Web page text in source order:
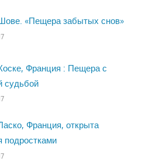
«Пещера забытых снов»
Франция : Пещера с
судьбой
Франция, открыта
подростками